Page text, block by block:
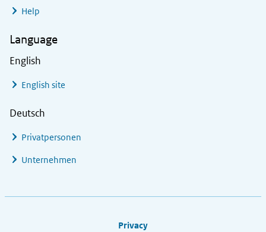
Help
Language
English
English site
Deutsch
Privatpersonen
Unternehmen
Privacy